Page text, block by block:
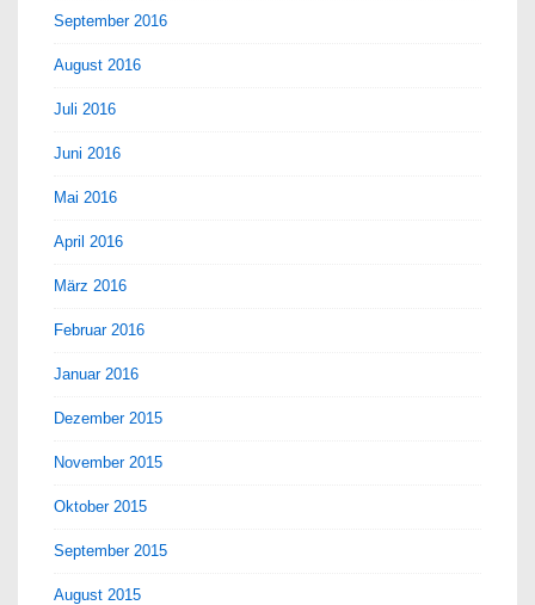
September 2016
August 2016
Juli 2016
Juni 2016
Mai 2016
April 2016
März 2016
Februar 2016
Januar 2016
Dezember 2015
November 2015
Oktober 2015
September 2015
August 2015